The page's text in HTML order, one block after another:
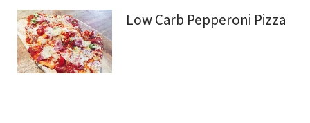
Low Carb Pepperoni Pizza